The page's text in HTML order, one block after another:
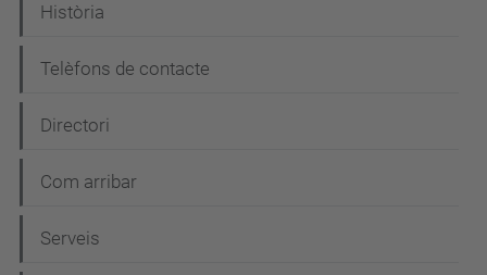
Història
Telèfons de contacte
Directori
Com arribar
Serveis